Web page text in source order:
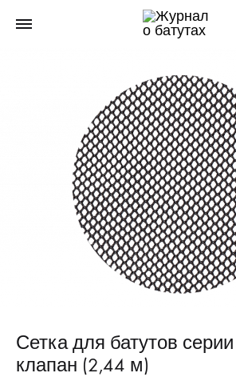
Сетка для батутов серии
клапан (2,44 м)